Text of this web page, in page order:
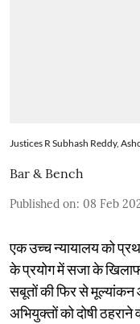
Justices R Subhash Reddy,
Bar & Bench
Published on: 08 Feb
एक उच्च न्यायालय को
के प्रयोग में सजा के
सबूतों की फिर से मूल्यांकन
अभियुक्तों को दोषी ठहराने